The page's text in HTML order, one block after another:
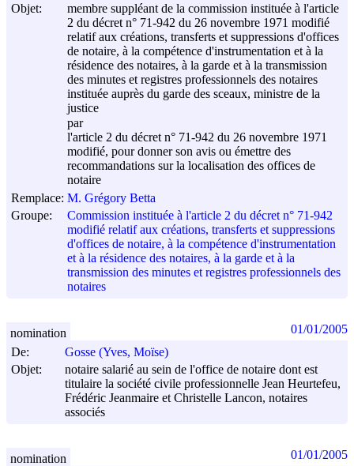
Objet:
membre suppléant de la commission instituée à l'article
2 du décret n° 71-942 du 26 novembre 1971 modifié
relatif aux créations, transferts et suppressions d'offices
de notaire, à la compétence d'instrumentation et à la
résidence des notaires, à la garde et à la transmission
des minutes et registres professionnels des notaires
instituée auprès du garde des sceaux, ministre de la
justice
par
l'article 2 du décret n° 71-942 du 26 novembre 1971
modifié, pour donner son avis ou émettre des
recommandations sur la localisation des offices de
notaire
Remplace: M. Grégory Betta
Groupe:
Commission instituée à l'article 2 du décret n° 71-942
modifié relatif aux créations, transferts et suppressions
d'offices de notaire, à la compétence d'instrumentation
et à la résidence des notaires, à la garde et à la
transmission des minutes et registres professionnels des
notaires
De:
Gosse (Yves, Moïse)
Objet:
notaire salarié au sein de l'office de notaire dont est
titulaire la société civile professionnelle Jean Heurtefeu,
Frédéric Jeanmaire et Christelle Lancon, notaires
associés
nomination 01/01/2005
nomination 01/01/2005